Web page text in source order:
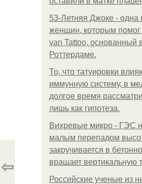
53-Летняя Джоке - одна
женщин, которым
van Tattoo, основанный
Роттердаме.
То, что татуировки
иммунную систему, в
долгое время
лишь как гипотеза.
Вихревые микро - ГЭС
малым перепадом
закручивается в
вращает вертикальную
Российские ученые из
⇦